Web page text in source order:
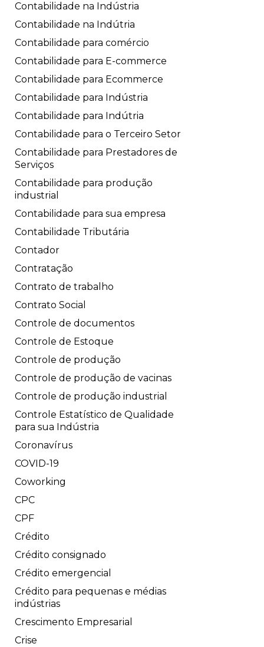
Contabilidade na Indústria
Contabilidade na Indútria
Contabilidade para comércio
Contabilidade para E-commerce
Contabilidade para Ecommerce
Contabilidade para Indústria
Contabilidade para Indútria
Contabilidade para o Terceiro Setor
Contabilidade para Prestadores de
Serviços
Contabilidade para produção
industrial
Contabilidade para sua empresa
Contabilidade Tributária
Contador
Contratação
Contrato de trabalho
Contrato Social
Controle de documentos
Controle de Estoque
Controle de produção
Controle de produção de vacinas
Controle de produção industrial
Controle Estatístico de Qualidade
para sua Indústria
Coronavírus
COVID-19
Coworking
CPC
CPF
Crédito
Crédito consignado
Crédito emergencial
Crédito para pequenas e médias
indústrias
Crescimento Empresarial
Crise